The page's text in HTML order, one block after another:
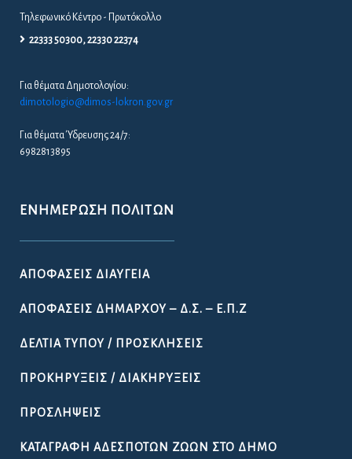
Τηλεφωνικό Κέντρο - Πρωτόκολλο
22333 50300, 22330 22374
Για θέματα Δημοτολογίου:
dimotologio@dimos-lokron.gov.gr
Για θέματα Ύδρευσης 24/7:
6982813895
ΕΝΗΜΈΡΩΣΗ ΠΟΛΙΤΏΝ
ΑΠΟΦΆΣΕΙΣ ΔΙΑΎΓΕΙΑ
ΑΠΟΦΆΣΕΙΣ ΔΗΜΆΡΧΟΥ – Δ.Σ. – Ε.Π.Ζ
ΔΕΛΤΊΑ ΤΎΠΟΥ / ΠΡΟΣΚΛΉΣΕΙΣ
ΠΡΟΚΗΡΎΞΕΙΣ / ΔΙΑΚΗΡΎΞΕΙΣ
ΠΡΟΣΛΉΨΕΙΣ
ΚΑΤΑΓΡΑΦΉ ΑΔΈΣΠΟΤΩΝ ΖΏΩΝ ΣΤΟ ΔΉΜΟ